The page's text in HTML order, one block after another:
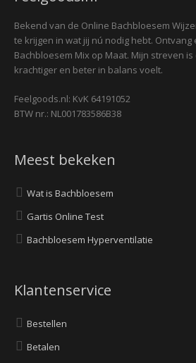
Bekend van de Online Bachbloesem
te krijgen in wat jij nú nodig hebt.
Bachbloesem Mix op Maat. Mijn streven
krachtiger en beter in balans voelt.
Feelgoods.nl: KvK 64191052
BTW nr.: NL001783586B38
Meest bekeken
Wat is Bachbloesem
Gartis Online Test
Bachbloesem Hyperventilatie
Klantenservice
Bestellen
Betalen